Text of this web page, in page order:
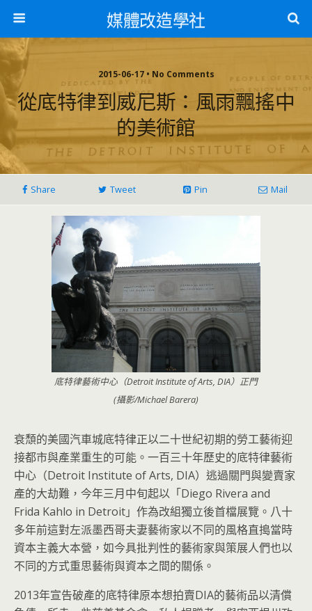
媒體改造學社
2015-06-17 • No Comments
從底特律到威尼斯：風雨飄搖中
的美術館
Share Tweet Pin Mail
底特律藝術中心（Detroit Institute of Arts, DIA）正門
(攝影/Michael Barera)
衰頹的美國汽車城底特律正以二十世紀初期的勞工藝術迎
接都市與產業重生的可能。一百三十年歷史的底特律藝術
中心（Detroit Institute of Arts, DIA）逃過關門與變賣家
產的大劫難，今年三月中旬起以「Diego Rivera and
Frida Kahlo in Detroit」作為改組獨立後首檔展覽。八十
多年前這對左派墨西哥夫妻藝術家以不同的風格直搗當時
資本主義大本營，如今具批判性的藝術家與策展人們也以
不同的方式重思藝術與資本之間的關係。
2013年宣告破產的底特律原本想拍賣DIA的藝術品以清償